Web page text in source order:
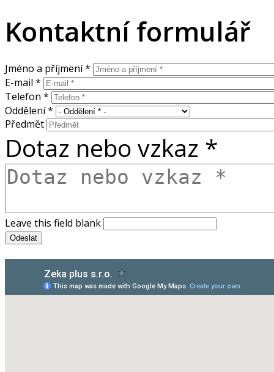
Kontaktní formulář
Jméno a příjmení*
E-mail *
Telefon *
Oddělení*
Předmět
Dotaz nebo vzkaz *
Leave this field blank